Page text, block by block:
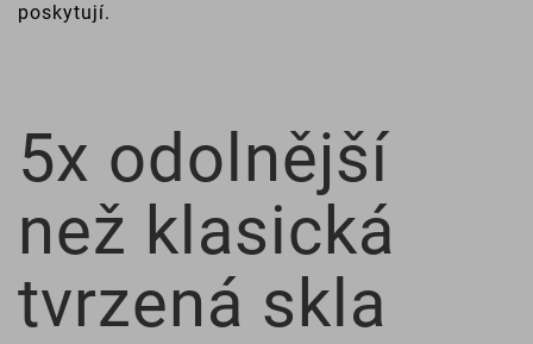
poskytují.
5x odolnější
než klasická
tvrzená skla